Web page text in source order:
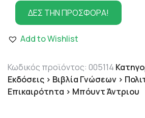
price
was:
933.00 €.
τρέχουσα
τιμή
6.53 €.
ΔΕΣ ΤΗΝ ΠΡΟΣΦΟΡΑ!
Add to Wishlist
Κωδικός προϊόντος: 005114
Εκδόσεις > Βιβλία Γνώσεων >
Επικαιρότητα > Μπόυντ Άντριου